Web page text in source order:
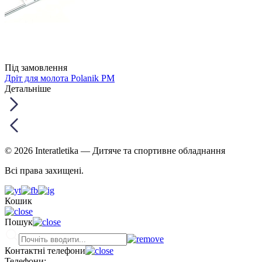
Під замовлення
Дріт для молота Polanik PM
Детальніше
© 2026 Interatletika — Дитяче та спортивне обладнання
Всі права захищені.
Кошик
Пошук
Контактні телефони